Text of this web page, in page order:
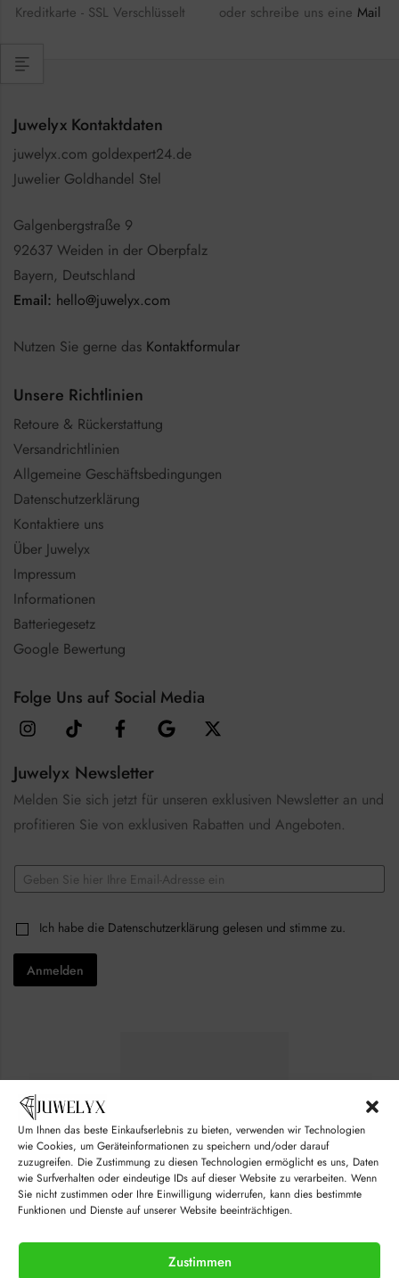
Um Ihnen das beste Einkaufserlebnis zu bieten, verwenden wir Technologien
wie Cookies, um Geräteinformationen zu speichern und/oder darauf
zuzugreifen. Die Zustimmung zu diesen Technologien ermöglicht es uns, Daten
wie Surfverhalten oder eindeutige IDs auf dieser Website zu verarbeiten. Wenn
Sie nicht zustimmen oder Ihre Einwilligung widerrufen, kann dies bestimmte
Funktionen und Dienste auf unserer Website beeinträchtigen.
Zustimmen
Kreditkarte - SSL Verschlüsselt
oder schreibe uns eine Mail
Juwelyx Kontaktdaten
juwelyx.com goldexpert24.de
Juwelier Goldhandel Stel
Galgenbergstraße 9
92637 Weiden in der Oberpfalz
Bayern, Deutschland
Email: hello@juwelyx.com
Nutzen Sie gerne das Kontaktformular
Unsere Richtlinien
Retoure & Rückerstattung
Versandrichtlinien
Allgemeine Geschäftsbedingungen
Datenschutzerklärung
Kontaktiere uns
Über Juwelyx
Impressum
Informationen
Batteriegesetz
Google Bewertung
Folge Uns auf Social Media
Juwelyx Newsletter
Melden Sie sich jetzt für unseren exklusiven Newsletter an und
profitieren Sie von exklusiven Rabatten und Angeboten.
e
k
b
o
e
E
m
lC
h
e
k
*
Ich habe die Datenschutzerklärung gelesen und stimme zu.
Anmelden